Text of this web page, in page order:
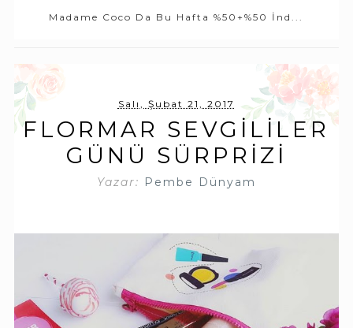
Madame Coco Da Bu Hafta %50+%50 İnd...
Salı, Şubat 21, 2017
FLORMAR SEVGILILER
GÜNÜ SÜRPRIZI
Yazar: Pembe Dünyam